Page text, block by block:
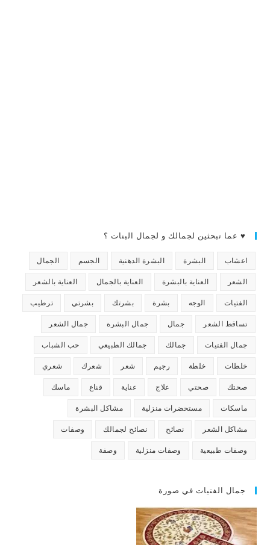
♥ عما تبحثين لجمالك و لجمال البنات ؟
اعشاب البشرة البشرة الدهنية الجسم الجمال
الشعر العناية بالبشرة العناية بالجمال العناية بالشعر
الفتيات الوجه بشرة بشرتك بشرتي ترطيب
تساقط الشعر جمال جمال البشرة جمال الشعر
جمال الفتيات جمالك جمالك الطبيعي حب الشباب
خلطات خلطة رجيم شعر شعرك شعري
صحتك صحتي علاج عناية قناع ماسك
ماسكات مستحضرات منزلية مشاكل البشرة
مشاكل الشعر نصائح نصائح لجمالك وصفات
وصفات طبيعية وصفات منزلية وصفة
جمال الفتيات في صورة